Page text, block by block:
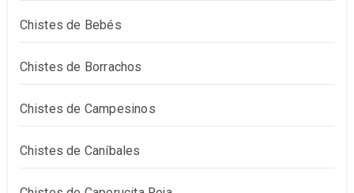
Chistes de Bebés
Chistes de Borrachos
Chistes de Campesinos
Chistes de Caníbales